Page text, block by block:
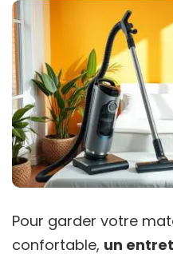
Pour garder votre
confortable, un